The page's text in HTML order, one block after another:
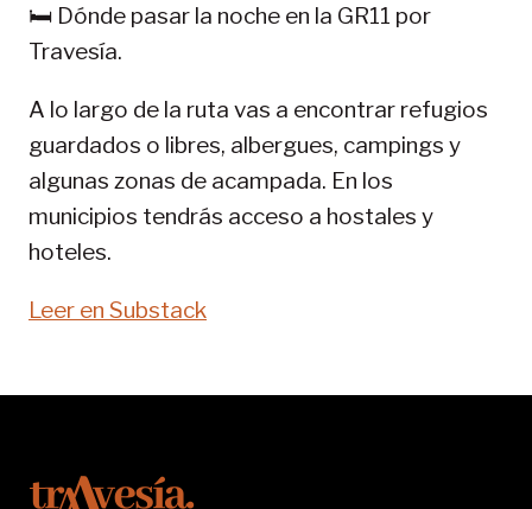
11-
🛏️ Dónde pasar la noche en la GR11 por
Travesía.
A lo largo de la ruta vas a encontrar refugios
guardados o libres, albergues, campings y
algunas zonas de acampada. En los
municipios tendrás acceso a hostales y
hoteles.
Leer en Substack